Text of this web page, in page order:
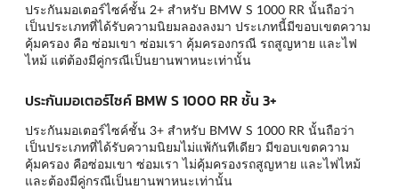
ประกันมอเตอร์ไซค์ชั้น 2+ สำหรับ BMW S 1000 RR นั้นถือว่า
เป็นประเภทที่ได้รับความนิยมลองลงมา ประเภทนี้มีขอบเขตความ
คุ้มครอง คือ ซ่อมเขา ซ่อมเรา คุ้มครองกรณี รถสูญหาย และไฟ
ไหม้ แต่ต้องมีคู่กรณีเป็นยานพาหนะเท่านั้น
ประกันมอเตอร์ไซค์ BMW S 1000 RR ชั้น 3+
ประกันมอเตอร์ไซค์ชั้น 3+ สำหรับ BMW S 1000 RR นั้นถือว่า
เป็นประเภทที่ได้รับความนิยมไม่แพ้กันทีเดียว มีขอบเขตความ
คุ้มครอง คือซ่อมเขา ซ่อมเรา ไม่คุ้มครองรถสูญหาย และไฟไหม้
และต้องมีคู่กรณีเป็นยานพาหนะเท่านั้น